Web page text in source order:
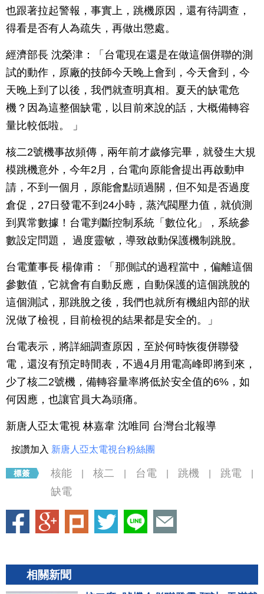
也跟著拉起警報，事實上，跳機原因，還有待調查，
得看是否有人為疏失，再做出懲處。
經濟部長 沈榮津：「台電現在還是在做這個併聯的測
試的動作，原廠的技師今天晚上會到，今天會到，今
天晚上到了以後，我們就查明真相。夏天的缺電危
機？因為這整個缺電，以目前來說的話，大概備轉容
量比較低啦。 」
核二2號機事故頻傳，兩年前才歲修完畢，就發生大規
模跳機意外，今年2月，台電向原能會提出再啟動申
請，不到一個月，原能會點頭過關，但不知是否過度
倉促，27日發電不到24小時，蒸汽閥壓力值，就偵測
到異常數據！台電判斷控制系統「數位化」，系統參
數設定問題， 過度靈敏，導致啟動保護機制跳脫。
台電董事長 楊偉甫：「那側試的過程當中，偏離這個
參數值，它就會有自動反應，自動保護的這個跳脫的
這個測試，那跳脫之後，我們也就所有機組內部的狀
況做了檢視，目前檢視的結果都是安全的。」
台電表示，將詳細調查原因，至於何時恢復併聯發
電，還沒有預定時間表，不過4月用電高峰即將到來，
少了核二2號機，備轉容量率將低於安全值的6%，如
何因應，也讓官員大為頭痛。
新唐人亞太電視 林嘉韋 沈唯同 台灣台北報導
按讚加入 新唐人亞太電視台粉絲團
核能 核二 台電 跳機 跳電
缺電
相關新聞